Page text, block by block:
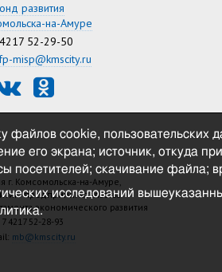
развития
на-Амуре
52-29-50
misp@kmscity.ru
—
г. Комсомольска-на-Амуре,
предпринимательства
экономического развития
4217 52-28-93
mb@kmscity.ru
файлов cookie, пользовательских
его экрана; источник, откуда
посетителей; скачивание файла;
исследований